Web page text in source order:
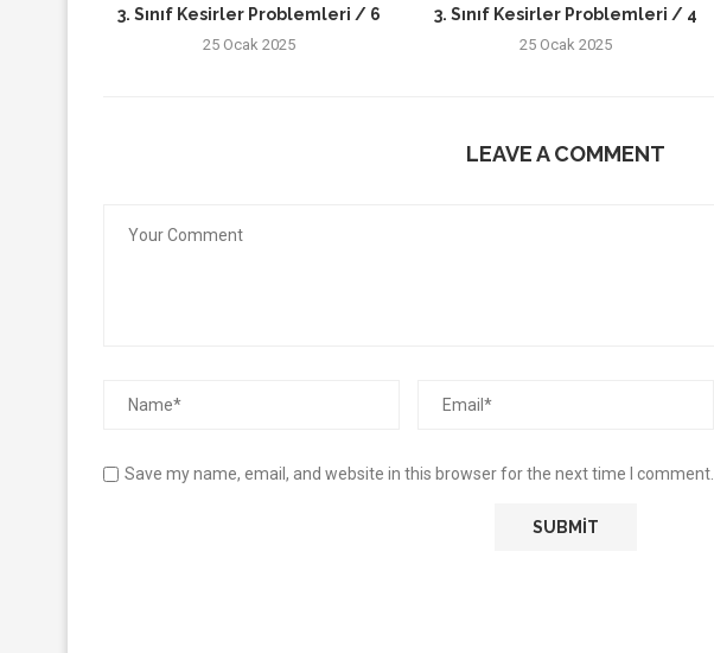
3. Sınıf Kesirler Problemleri / 6
25 Ocak 2025
3. Sınıf Kesirler Problemleri / 4
25 Ocak 2025
LEAVE A COMMENT
Save my name, email, and website in this browser for the next time I comment.